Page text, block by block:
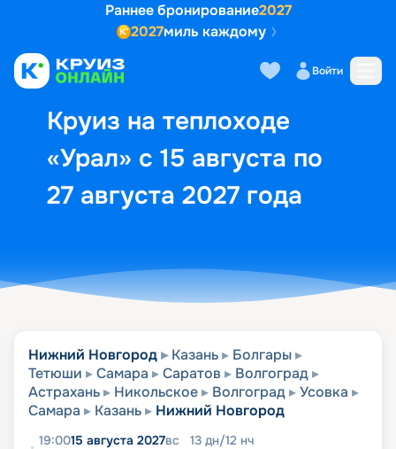
Раннее бронирование2027
2027миль каждому
Войти
Круиз на теплоходе
«Урал» с 15 августа по
27 августа 2027 года
Выбор кают Маршрут и
Нижний Новгород Казань
Болгары
Тетюши
Самара Саратов
Волгоград
Астрахань
Никольское Волгоград
Усовка
Самара
Казань Нижний Новгород
19:0015 августа 2027вс 13 дн/12 нч